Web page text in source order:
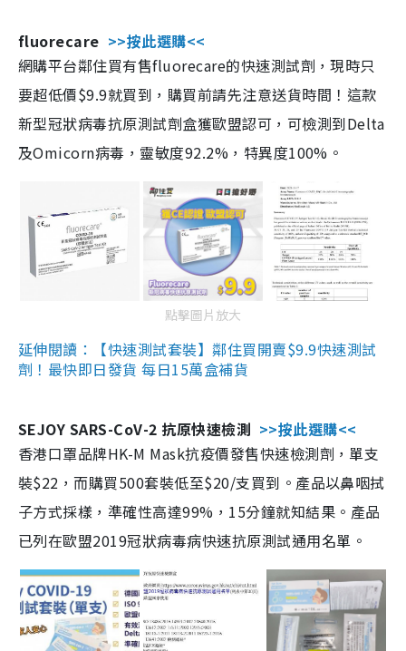
fluorecare >>按此選購<<
網購平台鄰住買有售fluorecare的快速測試劑，現時只
要超低價$9.9就買到，購買前請先注意送貨時間！這款
新型冠狀病毒抗原測試劑盒獲歐盟認可，可檢測到Delta
及Omicorn病毒，靈敏度92.2%，特異度100%。
點擊圖片放大
延伸閱讀：【快速測試套裝】鄰住買開賣$9.9快速測試
劑！最快即日發貨 每日15萬盒補貨
SEJOY SARS-CoV-2 抗原快速檢測 >>按此選購<<
香港口罩品牌HK-M Mask抗疫價發售快速檢測劑，單支
裝$22，而購買500套裝低至$20/支買到。產品以鼻咽拭
子方式採樣，準確性高達99%，15分鐘就知結果。產品
已列在歐盟2019冠狀病毒病快速抗原測試通用名單。